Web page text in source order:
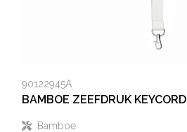
90122945A
BAMBOE ZEEFDRUK KEYCORD
Bamboe